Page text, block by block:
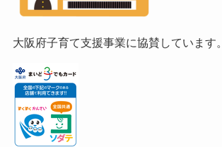
大阪府子育て支援事業に協賛しています。